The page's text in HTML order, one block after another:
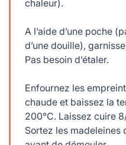
chaleur).
A l’aide d’une poche
d’une douille),
Pas besoin d’étaler.
Enfournez les
chaude et baissez la
200°C. Laissez cuire
Sortez les madeleines